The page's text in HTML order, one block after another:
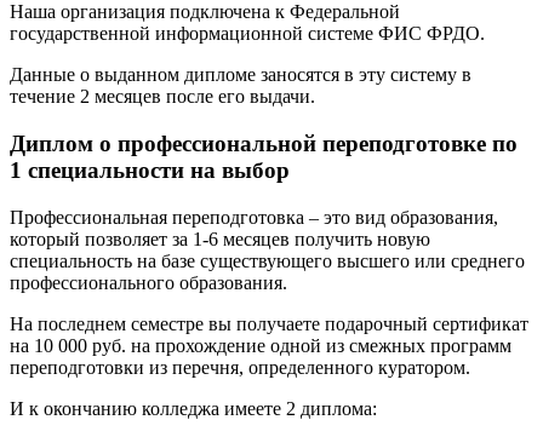
Наша организация подключена к Федеральной
государственной информационной системе ФИС ФРДО.
Данные о выданном дипломе заносятся в эту систему в
течение 2 месяцев после его выдачи.
Диплом о профессиональной переподготовке по
1 специальности на выбор
Профессиональная переподготовка – это вид образования,
который позволяет за 1-6 месяцев получить новую
специальность на базе существующего высшего или среднего
профессионального образования.
На последнем семестре вы получаете подарочный сертификат
на 10 000 руб. на прохождение одной из смежных программ
переподготовки из перечня, определенного куратором.
И к окончанию колледжа имеете 2 диплома: